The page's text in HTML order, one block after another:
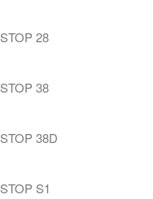
28
38
38D
S1